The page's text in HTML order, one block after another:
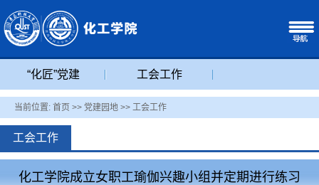
“化匠”党建 工会工作
当前位置: 首页 >> 党建园地 >> 工会工作
工会工作
化工学院成立女职工瑜伽兴趣小组并定期进行练习